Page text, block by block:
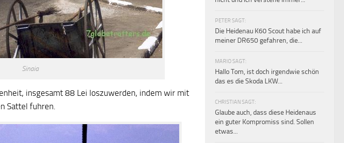
Sinaia
insgesamt 88 Lei loszuwerden, indem wir mit
Sattel fuhren.
PETER SAGT:
Die Heidenau K60 Scout habe ich auf
meiner DR650 gefahren, die...
MARIO SAGT:
Hallo Tom, ist doch irgendwie schön
das es die Skoda LKW...
CHRISTIAN SAGT:
Glaube auch, dass diese Heidenaus
ein guter Kompromiss sind. Sollen
etwas...